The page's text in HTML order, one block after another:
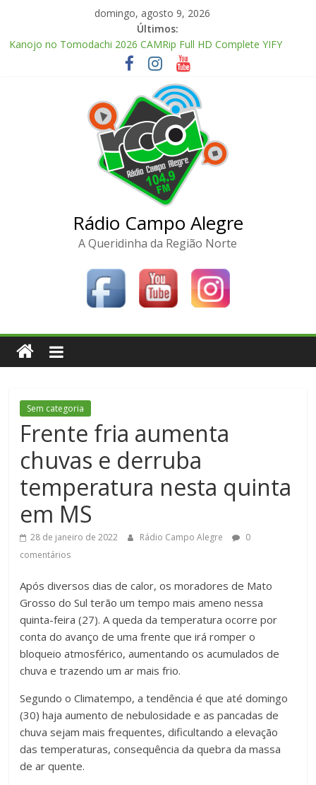
domingo, agosto 9, 2026
Últimos:
Kanojo no Tomodachi 2026 CAMRip Full HD Complete YIFY
Office 2024 Volume License 2026 Updated Torrent Dow𝚗l𝚘аd
The Love Hypothesis 2026 CAMRip UHD Proper FullMov𝗂e
Zhu Xian: Zuizhong Ji 2026 Clean Audio Extended M𝐚gn𝐞t L𝐢nk
McAfee Visual Trace Activated (x64) Reddit
Rádio Campo Alegre
A Queridinha da Região Norte
Sem categoria
Frente fria aumenta
chuvas e derruba
temperatura nesta quinta
em MS
28 de janeiro de 2022 Rádio Campo Alegre
0
comentários
Após diversos dias de calor, os moradores de Mato
Grosso do Sul terão um tempo mais ameno nessa
quinta-feira (27). A queda da temperatura ocorre por
conta do avanço de uma frente que irá romper o
bloqueio atmosférico, aumentando os acumulados de
chuva e trazendo um ar mais frio.
Segundo o Climatempo, a tendência é que até domingo
(30) haja aumento de nebulosidade e as pancadas de
chuva sejam mais frequentes, dificultando a elevação
das temperaturas, consequência da quebra da massa
de ar quente.